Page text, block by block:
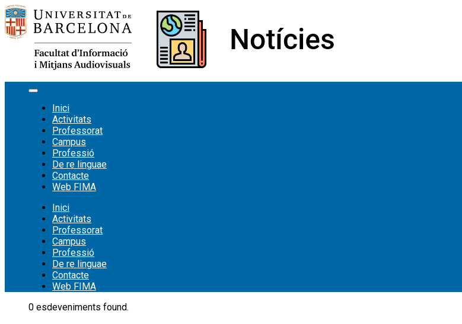
Vés
al
contingut
Inici
Activitats
Professorat
Campus
Professió
De re linguae
Contacte
Web FIMA
Inici
Activitats
Professorat
Campus
Professió
De re linguae
Contacte
Web FIMA
0 esdeveniments found.